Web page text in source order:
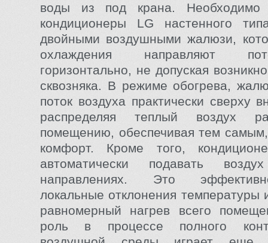
воды из под крана. Необходимо
кондиционеры LG настенного
двойными воздушными жалюзи,
охлаждения направляют
горизонтально, не допуская
сквозняка. В режиме обогрева,
поток воздуха практически сверху
pаспpеделяя теплый воздух
помещению, обеспечивая тем
комфорт. Кроме того,
автоматически подавать
направлениях. Это
локальные отклонения темпеpатуpы
pавномеpный нагрев всего
роль в процессе полного